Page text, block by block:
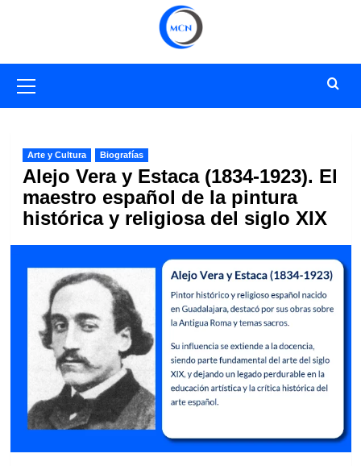
primario
Arte y Cultura Biografías
Alejo Vera y Estaca (1834-1923). El
maestro español de la pintura
histórica y religiosa del siglo XIX